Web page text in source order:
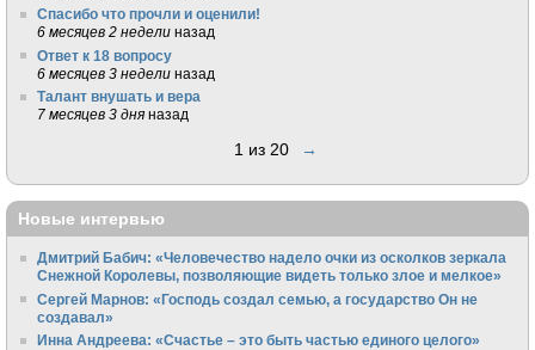
Спасибо что прочли и оценили!
6 месяцев 2 недели назад
Ответ к 18 вопросу
6 месяцев 3 недели назад
Талант внушать и вера
7 месяцев 3 дня назад
1 из 20 →
Новые интервью
Дмитрий Бабич: «Человечество надело очки из осколков зеркала
Снежной Королевы, позволяющие видеть только злое и мелкое»
Сергей Марнов: «Господь создал семью, а государство Он не
создавал»
Инна Андреева: «Счастье – это быть частью единого целого»